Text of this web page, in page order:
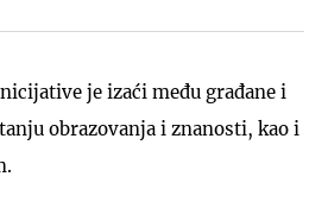
je izaći među građane i
obrazovanja i znanosti, kao i